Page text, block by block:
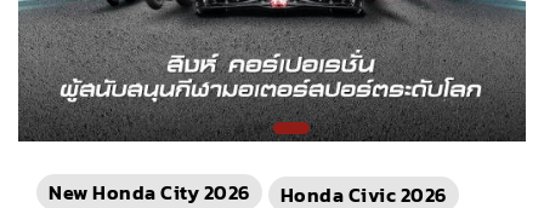
New Honda City 2026
Honda Civic 2026